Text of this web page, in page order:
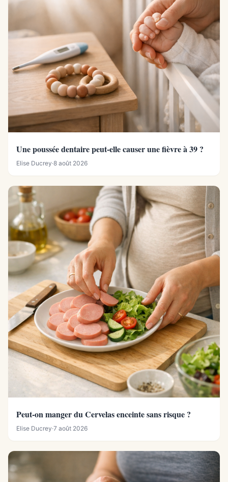
Une poussée dentaire peut-elle causer une fièvre à 39 ?
Elise Ducrey·8 août 2026
Peut-on manger du Cervelas enceinte sans risque ?
Elise Ducrey·7 août 2026